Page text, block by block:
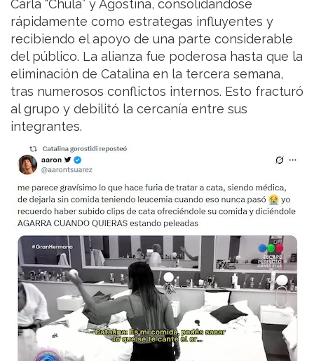
Carla “Chula” y Agostina, consolidándose
rápidamente como estrategas influyentes y
recibiendo el apoyo de una parte considerable
del público. La alianza fue poderosa hasta que la
eliminación de Catalina en la tercera semana,
tras numerosos conflictos internos. Esto fracturó
al grupo y debilitó la cercanía entre sus
integrantes.